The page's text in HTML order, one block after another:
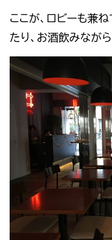
ここが、ロビーも兼
たり、お酒飲みなが